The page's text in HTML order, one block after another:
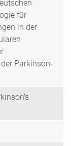
für
in der
Parkinson-